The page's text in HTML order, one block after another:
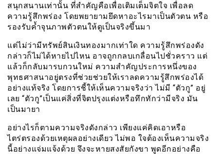
สนุกสนานเท่านั้น ที่สำคัญคือเพื่อเติมเต็มจิตใจ เพื่อลด
ความรู้สึกพร่อง โดยพยายามยึดหาอะไรมาเป็นตัวตน หรือ
รองรับค้ำจุนภาพตัวตนให้ดูเป็นจริงขึ้นมา
แต่ไม่ว่ามีทรัพย์สินเงินทองมากเท่าใด ความรู้สึกพร่องดัง
กล่าวก็ไม่ได้หายไปไหน อาจถูกกลบเกลื่อนไปชั่วคราว แต่
แล้วก็กลับมารบกวนใหม่ ความสำคัญประการหนึ่งของ
พุทธศาสนาอยู่ตรงที่ช่วยช่วยให้เราลดความรู้สึกพร่องได้
อย่างแท้จริง โดยการชี้ให้เห็นความจริงว่า ไม่มี “ตัวกู” อยู่
เลย “ตัวกู”เป็นแค่สิ่งที่จิตปรุงแต่งหรือทึกทักว่ามีจริง มัน
เป็นมายา
อย่างไรก็ตามความจริงดังกล่าว เพียงแค่คิดเอาหรือ
ไตร่ตรองด้วยเหตุผลอย่างเดียว ไม่พอ ใจต้องเห็นความจริง
นี้อย่างแจ่มแจ้งด้วย จึงจะหายสงสัยกังขา พูดอีกอย่างคือ